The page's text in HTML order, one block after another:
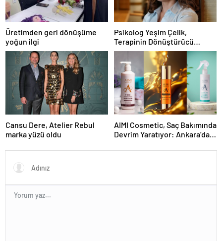
Üretimden geri dönüşüme
yoğun ilgi
Psikolog Yeşim Çelik,
Terapinin Dönüştürücü
Gücünü Savunuyor
Cansu Dere, Atelier Rebul
marka yüzü oldu
AIMI Cosmetic, Saç Bakımında
Devrim Yaratıyor: Ankara’dan